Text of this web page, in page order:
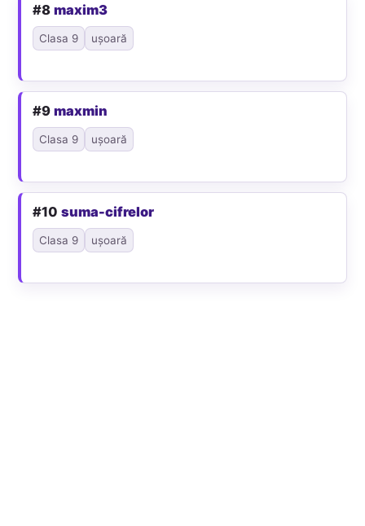
#8maxim3
Clasa 9 ușoară
#9maxmin
Clasa 9 ușoară
#10suma-cifrelor
Clasa 9 ușoară